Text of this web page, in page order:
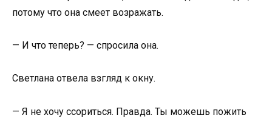
потому что она смеет возражать.
— И что теперь? — спросила она.
Светлана отвела взгляд к окну.
— Я не хочу ссориться. Правда. Ты можешь пожить